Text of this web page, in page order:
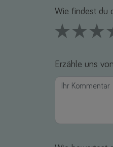
Wie findest du
Erzähle uns